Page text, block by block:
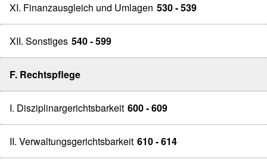
XI. Finanzausgleich und Umlagen 530 - 539
XII. Sonstiges 540 - 599
F. Rechtspflege
I. Disziplinargerichtsbarkeit 600 - 609
II. Verwaltungsgerichtsbarkeit 610 - 614